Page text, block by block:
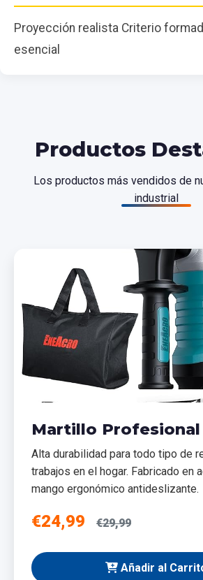
Proyección realista Criterio
esencial
Productos
Los productos más vendidos de
industrial
Martillo Profesional
Alta durabilidad para todo tipo de
trabajos en el hogar. Fabricado en
mango ergonómico antideslizante.
€24,99 €29,99
Añadir al